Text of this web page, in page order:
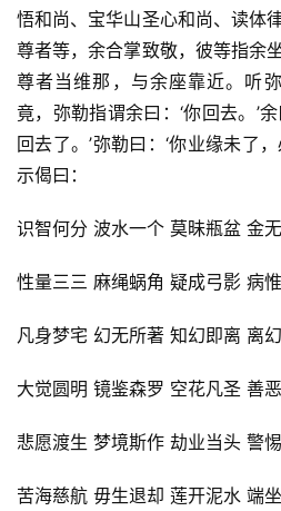
悟和尚、宝华山圣心和尚、读体
尊者等，余合掌致敬，彼等指余
尊者当维那，与余座靠近。听
竟，弥勒指谓余曰：‘你回去。’
回去了。’弥勒曰：‘你业缘未了
示偈曰：
识智何分 波水一个 莫昧瓶盆 金
性量三三 麻绳蜗角 疑成弓影 病
凡身梦宅 幻无所著 知幻即离 离
大觉圆明 镜鉴森罗 空花凡圣 善
悲愿渡生 梦境斯作 劫业当头 警
苦海慈航 毋生退却 莲开泥水 端